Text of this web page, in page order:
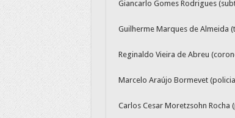
Giancarlo Gomes Rodrigues
Guilherme Marques de Almeida
Reginaldo Vieira de Abreu
Marcelo Araújo Bormevet
Carlos Cesar Moretzsohn